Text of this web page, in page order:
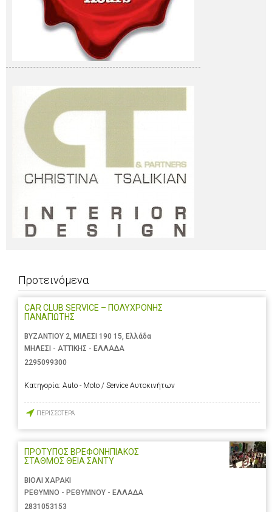
Προτεινόμενα
CAR CLUB SERVICE – ΠΟΛΥΧΡΟΝΗΣ
ΠΑΝΑΓΙΩΤΗΣ
ΒΥΖΑΝΤΙΟΥ 2, ΜΙΛΕΣΙ 190 15, Ελλάδα
ΜΗΛΕΣΙ - ΑΤΤΙΚΗΣ - ΕΛΛΑΔΑ
2295099300
Κατηγορία: Auto - Moto / Service Αυτοκινήτων
ΠΕΡΙΣΣΟΤΕΡΑ
ΠΡΟΤΥΠΟΣ ΒΡΕΦΟΝΗΠΙΑΚΟΣ
ΣΤΑΘΜΟΣ ΘΕΙΑ ΣΑΝΤΥ
ΒΙΟΛΙ ΧΑΡΑΚΙ
ΡΕΘΥΜΝΟ - ΡΕΘΥΜΝΟΥ - ΕΛΛΑΔΑ
2831053153